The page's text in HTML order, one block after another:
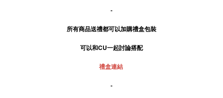
-
所有商品送禮都可以加購禮盒包裝
可以和CU一起討論搭配
禮盒連結
-